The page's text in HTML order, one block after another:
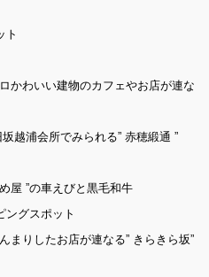
ト
かわいい建物のカフェやお店が連な
越浦会所でみられる” 赤穂緞通 ”
屋 ”の車えびと黒毛和牛
ングスポット
まりしたお店が連なる” きらきら坂”